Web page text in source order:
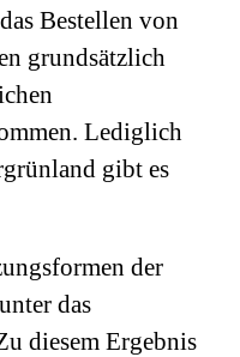
Bestellen von
grundsätzlich
Lediglich
gibt es
der
das
diesem Ergebnis